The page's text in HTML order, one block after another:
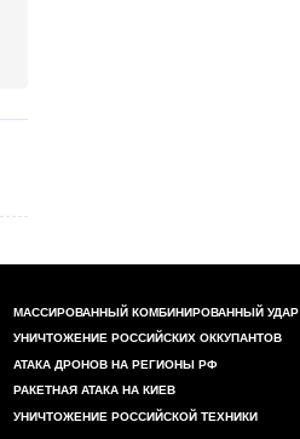
МАССИРОВАННЫЙ КОМБИНИРОВАННЫЙ УДАР
УНИЧТОЖЕНИЕ РОССИЙСКИХ ОККУПАНТОВ
АТАКА ДРОНОВ НА РЕГИОНЫ РФ
РАКЕТНАЯ АТАКА НА КИЕВ
УНИЧТОЖЕНИЕ РОССИЙСКОЙ ТЕХНИКИ